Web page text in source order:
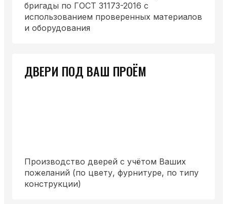
бригады по ГОСТ 31173-2016 с
использованием проверенных материалов
и оборудования
ДВЕРИ ПОД ВАШ ПРОЁМ
Производство дверей с учётом Ваших
пожеланий (по цвету, фурнитуре, по типу
конструкции)